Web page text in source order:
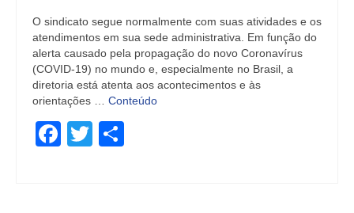
O sindicato segue normalmente com suas atividades e os
atendimentos em sua sede administrativa. Em função do
alerta causado pela propagação do novo Coronavírus
(COVID-19) no mundo e, especialmente no Brasil, a
diretoria está atenta aos acontecimentos e às
orientações … Conteúdo
Facebook
Twitter